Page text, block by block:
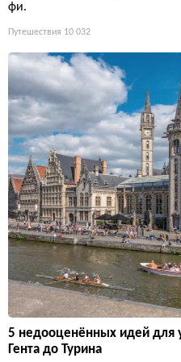
фи.
Путешествия 10 032
5 недооценённых идей для
Гента до Турина